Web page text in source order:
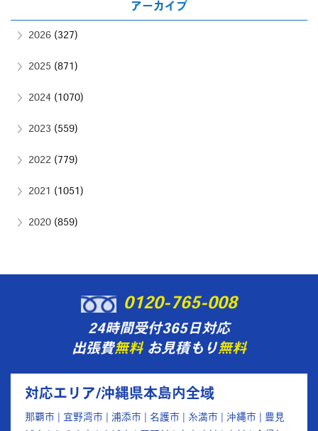
アーカイブ
2026 (327)
2025 (871)
2024 (1070)
2023 (559)
2022 (779)
2021 (1051)
2020 (859)
0120-765-008
24時間受付365日対応
出張費無料お見積もり無料
対応エリア/沖縄県本島内全域
那覇市 | 宜野湾市 | 浦添市 | 名護市 | 糸満市 | 沖縄市 | 豊見